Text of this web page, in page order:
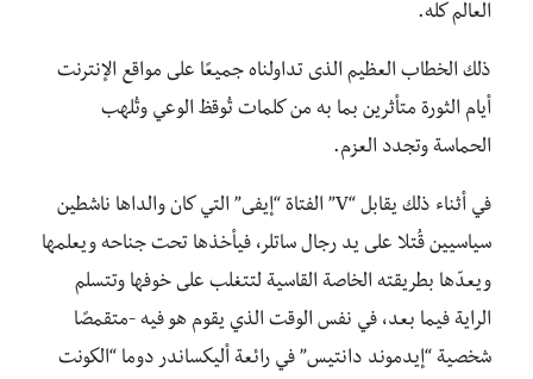
العالم كله.
ذلك الخطاب العظيم الذى تداولناه جميعًا على مواقع الإنترنت
أيام الثورة متأثرين بما به من كلمات تُوقظ الوعي وتُلهب
الحماسة وتجدد العزم.
في أثناء ذلك يقابل “V” الفتاة “إيفى” التي كان والداها ناشطين
سياسيين قُتلا على يد رجال ساتلر، فيأخذها تحت جناحه ويعلمها
ويعدّها بطريقته الخاصة القاسية لتتغلب على خوفها وتتسلم
الراية فيما بعد، في نفس الوقت الذي يقوم هو فيه -متقمصًا
شخصية “إيدموند دانتيس” في رائعة أليكساندر دوما “الكونت